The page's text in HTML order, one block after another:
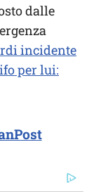
dalle
incidente
per lui: